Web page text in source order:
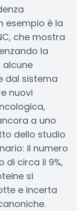
esempio è la
che mostra
la
alcune
dal sistema
nuovi
a uno
dello studio
il numero
di circa il 9%,
si
e incerta